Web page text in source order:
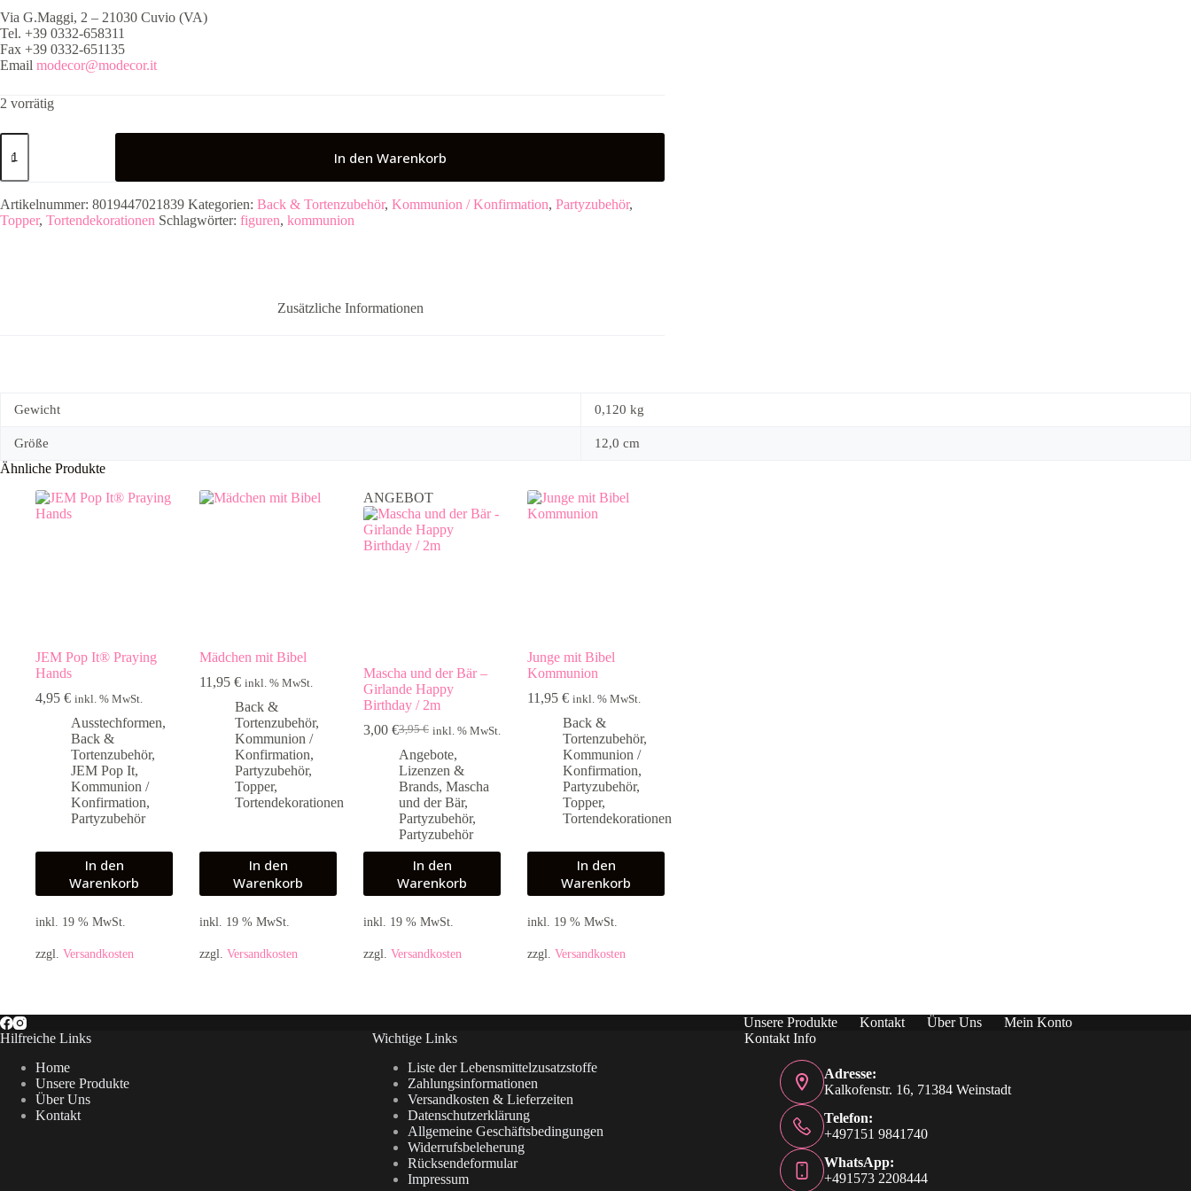
Via G.Maggi, 2 – 21030 Cuvio (VA)
Tel. +39 0332-658311
Fax +39 0332-651135
Email modecor@modecor.it
2 vorrätig
Junge
kniet
der
Bibel
Menge
In den Warenkorb
Artikelnummer: 8019447021839 Kategorien: Back & Tortenzubehör, Kommunion / Konfirmation, Partyzubehör,
Topper, Tortendekorationen Schlagwörter: figuren, kommunion
Zusätzliche Informationen
Gewicht 0,120 kg
Größe 12,0 cm
Ähnliche Produkte
JEM Pop It® Praying
Hands
4,95 € inkl. % MwSt.
Ausstechformen,
Back &
Tortenzubehör,
JEM Pop It,
Kommunion /
Konfirmation,
Partyzubehör
In den
Warenkorb
inkl. 19 % MwSt.
zzgl. Versandkosten
Mädchen mit Bibel
11,95 € inkl. % MwSt.
Back &
Tortenzubehör,
Kommunion /
Konfirmation,
Partyzubehör,
Topper,
Tortendekorationen
In den
Warenkorb
inkl. 19 % MwSt.
zzgl. Versandkosten
ANGEBOT
Mascha und der Bär –
Girlande Happy
Birthday / 2m
3,95€
Ursprünglicher
Preis
war:
3,95 €
3,00 €Aktueller
Preis
ist:
3,00 €.
inkl. % MwSt.
Angebote,
Lizenzen &
Brands, Mascha
und der Bär,
Partyzubehör,
Partyzubehör
In den
Warenkorb
inkl. 19 % MwSt.
zzgl. Versandkosten
Junge mit Bibel
Kommunion
11,95 € inkl. % MwSt.
Back &
Tortenzubehör,
Kommunion /
Konfirmation,
Partyzubehör,
Topper,
Tortendekorationen
In den
Warenkorb
inkl. 19 % MwSt.
zzgl. Versandkosten
Unsere Produkte Kontakt Über Uns
Mein Konto
Hilfreiche Links
Home
Unsere Produkte
Über Uns
Kontakt
Wichtige Links
Liste der Lebensmittelzusatzstoffe
Zahlungsinformationen
Versandkosten & Lieferzeiten
Datenschutzerklärung
Allgemeine Geschäftsbedingungen
Widerrufsbeleherung
Rücksendeformular
Impressum
Kontakt Info
Adresse:
Kalkofenstr. 16, 71384 Weinstadt
Telefon:
+497151 9841740
WhatsApp:
+491573 2208444